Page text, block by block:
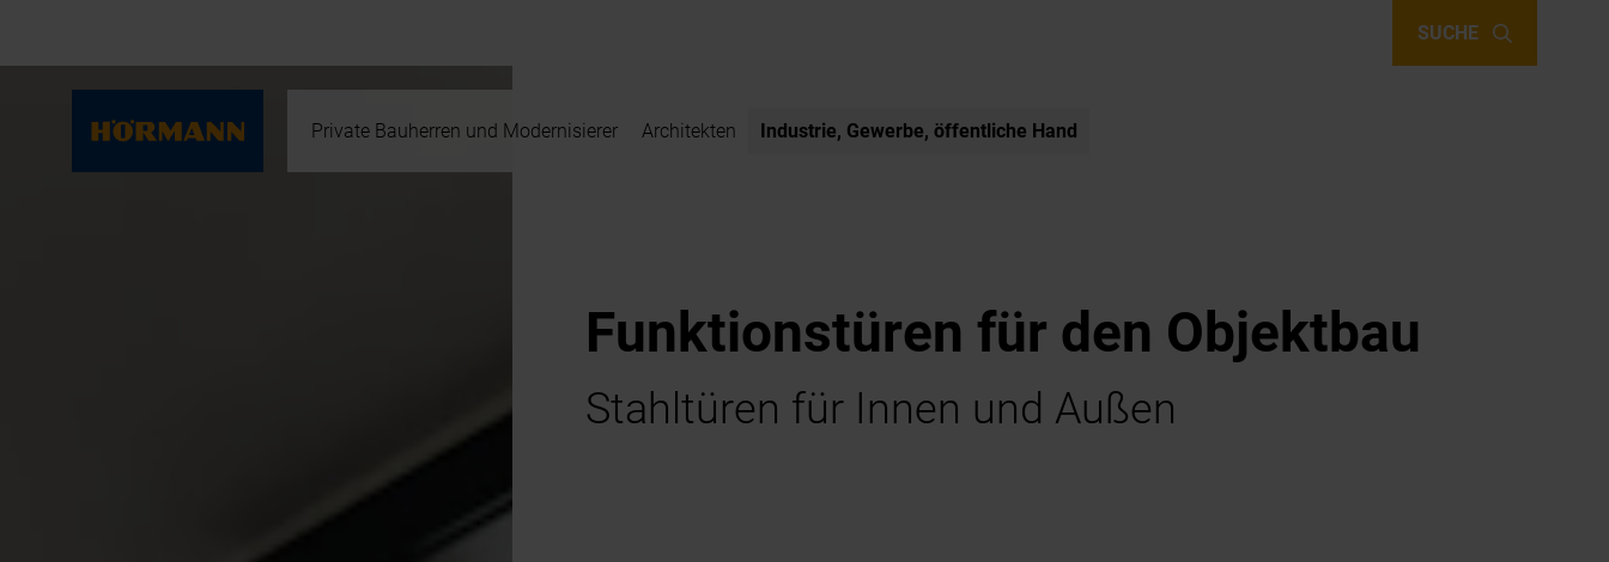
SUCHE
Private Bauherren und Modernisierer Architekten Industrie, Gewerbe, öffentliche Hand
Funktionstüren für den Objektbau
Stahltüren für Innen und Außen